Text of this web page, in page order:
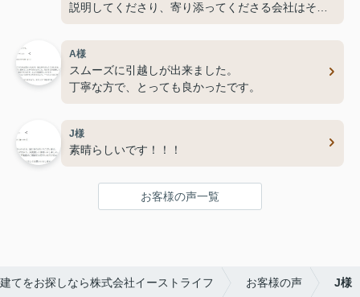
説明してくださり、寄り添ってくださる会社はそう
目線で速やかに行動している姿には脱帽です。
A様
スムーズに引越しが出来ました。
丁寧な方で、とっても良かったです。
J様
素晴らしいです！！！
お客様の声一覧
てをお探しなら株式会社イーストライフ お客様の声 J様